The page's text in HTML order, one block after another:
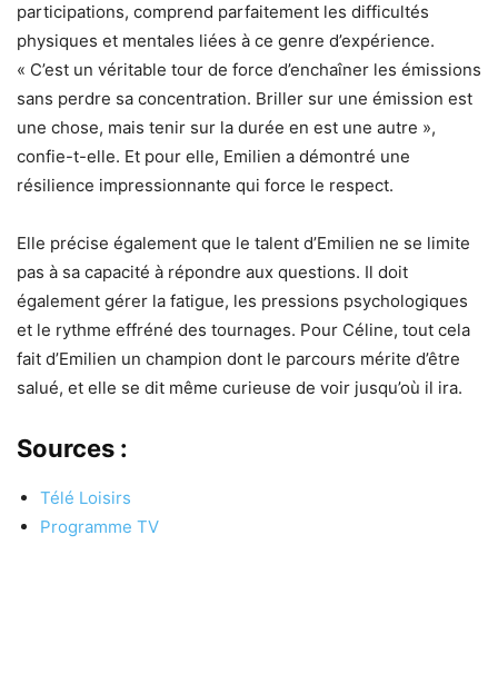
participations, comprend parfaitement les difficultés
physiques et mentales liées à ce genre d’expérience.
« C’est un véritable tour de force d’enchaîner les émissions
sans perdre sa concentration. Briller sur une émission est
une chose, mais tenir sur la durée en est une autre »,
confie-t-elle. Et pour elle, Emilien a démontré une
résilience impressionnante qui force le respect.
Elle précise également que le talent d’Emilien ne se limite
pas à sa capacité à répondre aux questions. Il doit
également gérer la fatigue, les pressions psychologiques
et le rythme effréné des tournages. Pour Céline, tout cela
fait d’Emilien un champion dont le parcours mérite d’être
salué, et elle se dit même curieuse de voir jusqu’où il ira.
Sources :
Télé Loisirs
Programme TV